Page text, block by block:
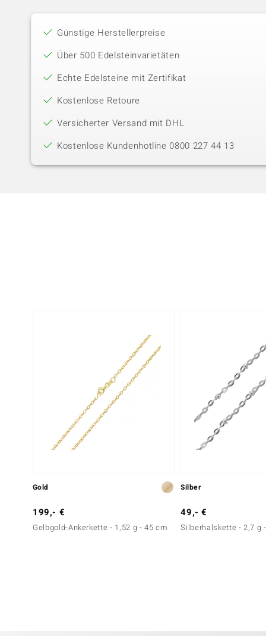
Günstige Herstellerpreise
Über 500 Edelsteinvarietäten
Echte Edelsteine mit Zertifikat
Kostenlose Retoure
Versicherter Versand mit DHL
Kostenlose Kundenhotline 0800 227 44 13
Gold
199,- €
Gelbgold-Ankerkette - 1,52 g - 45 cm
Silber
49,- €
Silberhalskette - 2,7 g